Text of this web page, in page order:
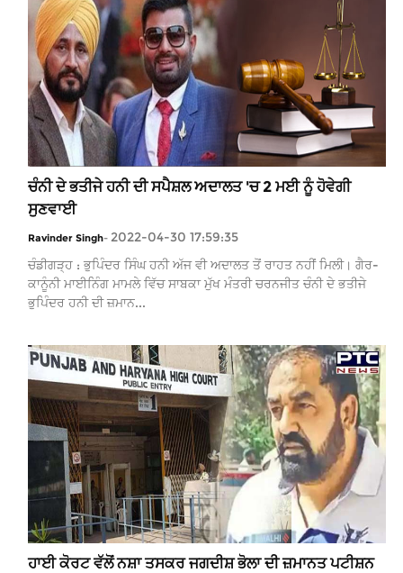
ਚੰਨੀ ਦੇ ਭਤੀਜੇ ਹਨੀ ਦੀ ਸਪੈਸ਼ਲ ਅਦਾਲਤ 'ਚ 2 ਮਈ ਨੂੰ ਹੋਵੇਗੀ
ਸੁਣਵਾਈ
Ravinder Singh- 2022-04-30 17:59:35
ਚੰਡੀਗੜ੍ਹ : ਭੁਪਿੰਦਰ ਸਿੰਘ ਹਨੀ ਅੱਜ ਵੀ ਅਦਾਲਤ ਤੋਂ ਰਾਹਤ ਨਹੀਂ ਮਿਲੀ। ਗੈਰ-
ਕਾਨੂੰਨੀ ਮਾਈਨਿੰਗ ਮਾਮਲੇ ਵਿੱਚ ਸਾਬਕਾ ਮੁੱਖ ਮੰਤਰੀ ਚਰਨਜੀਤ ਚੰਨੀ ਦੇ ਭਤੀਜੇ
ਭੁਪਿੰਦਰ ਹਨੀ ਦੀ ਜ਼ਮਾਨ...
ਹਾਈ ਕੋਰਟ ਵੱਲੋਂ ਨਸ਼ਾ ਤਸਕਰ ਜਗਦੀਸ਼ ਭੋਲਾ ਦੀ ਜ਼ਮਾਨਤ ਪਟੀਸ਼ਨ